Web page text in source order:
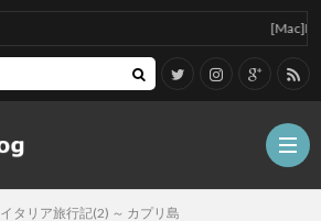
[Mac]Mac mini
イタリア旅行記(2) ～ カプリ島